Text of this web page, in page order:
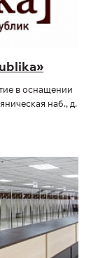
в оснащении
наб., д.